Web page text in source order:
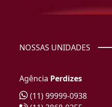
NOSSAS UNIDADES
Agência Perdizes
(11) 99999-0938